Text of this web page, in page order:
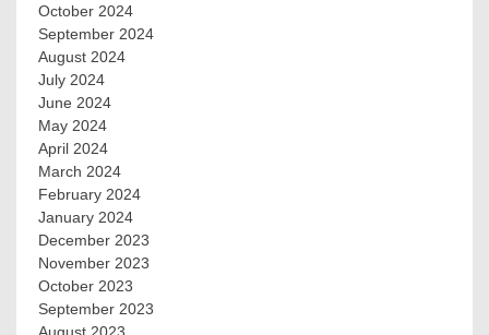
October 2024
September 2024
August 2024
July 2024
June 2024
May 2024
April 2024
March 2024
February 2024
January 2024
December 2023
November 2023
October 2023
September 2023